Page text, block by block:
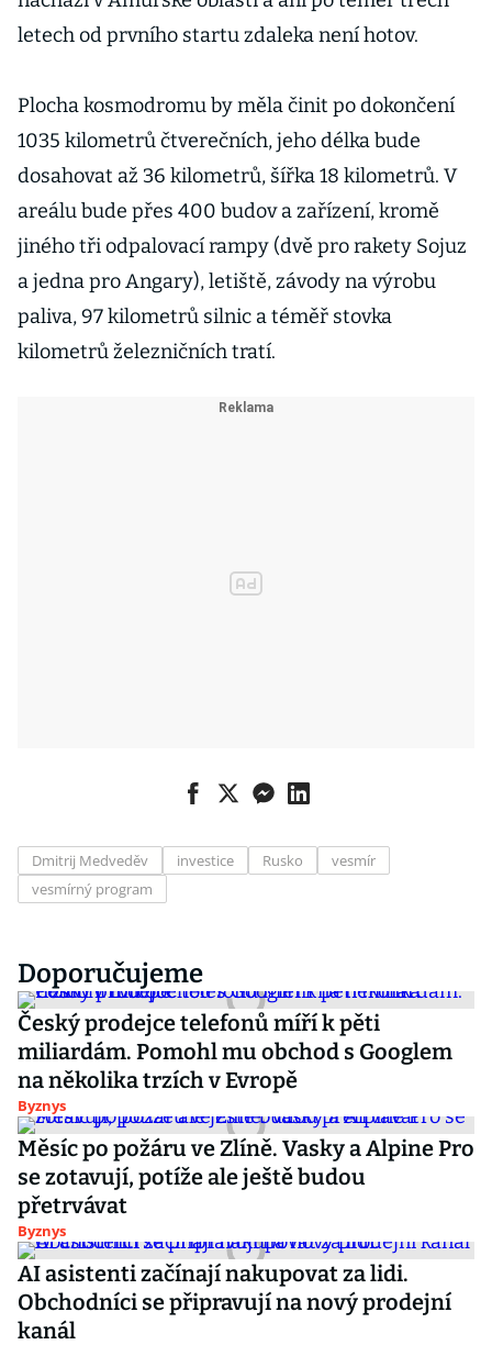
letech od prvního startu zdaleka není hotov.
Plocha kosmodromu by měla činit po dokončení
1035 kilometrů čtverečních, jeho délka bude
dosahovat až 36 kilometrů, šířka 18 kilometrů. V
areálu bude přes 400 budov a zařízení, kromě
jiného tři odpalovací rampy (dvě pro rakety Sojuz
a jedna pro Angary), letiště, závody na výrobu
paliva, 97 kilometrů silnic a téměř stovka
kilometrů železničních tratí.
Dmitrij Medveděv investice Rusko
vesmír
vesmírný program
Doporučujeme
Český prodejce telefonů míří k pěti
miliardám. Pomohl mu obchod s Googlem
na několika trzích v Evropě
Byznys
Měsíc po požáru ve Zlíně. Vasky a Alpine Pro
se zotavují, potíže ale ještě budou
přetrvávat
Byznys
AI asistenti začínají nakupovat za lidi.
Obchodníci se připravují na nový prodejní
kanál